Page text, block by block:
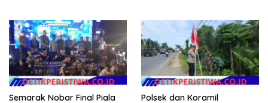
Kinerja Dinas Pertanian
Semarak Nobar Final Piala
Polsek dan Koramil